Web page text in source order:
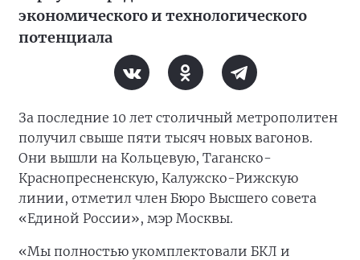
экономического и технологического
потенциала
За последние 10 лет столичный метрополитен
получил свыше пяти тысяч новых вагонов.
Они вышли на Кольцевую, Таганско-
Краснопресненскую, Калужско-Рижскую
линии, отметил член Бюро Высшего совета
«Единой России», мэр Москвы.
«Мы полностью укомплектовали БКЛ и